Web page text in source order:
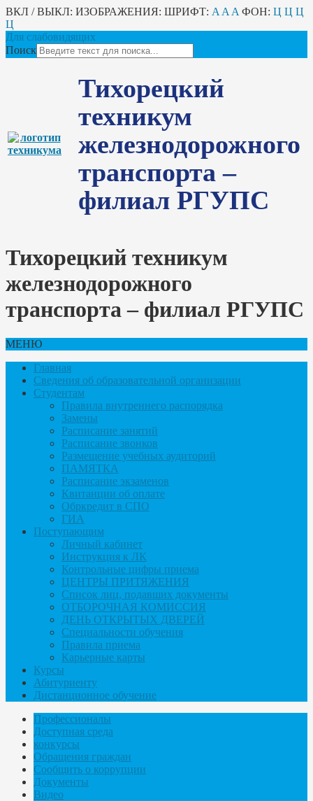
ВКЛ / ВЫКЛ: ИЗОБРАЖЕНИЯ: ШРИФТ: A A A ФОН: Ц Ц Ц
Ц
Для слабовидящих
Поиск
Тихорецкий
техникум
железнодорожного
транспорта –
филиал РГУПС
Тихорецкий техникум
железнодорожного
транспорта – филиал РГУПС
МЕНЮ
Главная
Сведения об образовательной организации
Студентам
Правила внутреннего распорядка
Замены
Расписание занятий
Расписание звонков
Размещение учебных аудиторий
ПАМЯТКА
Расписание экзаменов
Квитанции об оплате
Обркредит в СПО
ГИА
Поступающим
Личный кабинет
Инструкция к ЛК
Контрольные цифры приема
ЦЕНТРЫ ПРИТЯЖЕНИЯ
Список лиц, подавших документы
ОТБОРОЧНАЯ КОМИССИЯ
ДЕНЬ ОТКРЫТЫХ ДВЕРЕЙ
Специальности обучения
Правила приема
Карьерные карты
Курсы
Абитуриенту
Дистанционное обучение
Профессионалы
Доступная среда
конкурсы
Обращения граждан
Сообщить о коррупции
Документы
Видео